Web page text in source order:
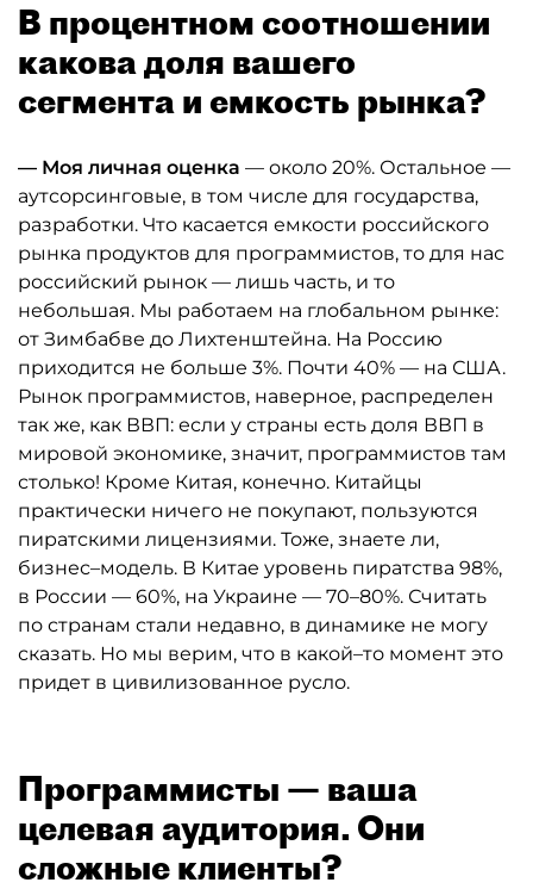
В процентном соотношении
какова доля вашего
сегмента и емкость рынка?
— Моя личная оценка — около 20%. Остальное —
аутсорсинговые, в том числе для государства,
разработки. Что касается емкости российского
рынка продуктов для программистов, то для нас
российский рынок — лишь часть, и то
небольшая. Мы работаем на глобальном рынке:
от Зимбабве до Лихтенштейна. На Россию
приходится не больше 3%. Почти 40% — на США.
Рынок программистов, наверное, распределен
так же, как ВВП: если у страны есть доля ВВП в
мировой экономике, значит, программистов там
столько! Кроме Китая, конечно. Китайцы
практически ничего не покупают, пользуются
пиратскими лицензиями. Тоже, знаете ли,
бизнес–модель. В Китае уровень пиратства 98%,
в России — 60%, на Украине — 70–80%. Считать
по странам стали недавно, в динамике не могу
сказать. Но мы верим, что в какой–то момент это
придет в цивилизованное русло.
Программисты — ваша
целевая аудитория. Они
сложные клиенты?